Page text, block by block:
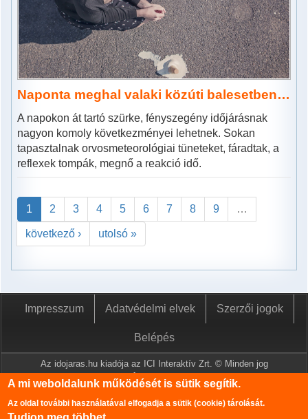
Naponta meghal valaki közúti balesetben…
A napokon át tartó szürke, fényszegény időjárásnak
nagyon komoly következményei lehetnek. Sokan
tapasztalnak orvosmeteorológiai tüneteket, fáradtak, a
reflexek tompák, megnő a reakció idő.
1 2 3 4 5 6 7 8 9 …
következő › utolsó »
Impresszum Adatvédelmi elvek Szerzői jogok
Belépés
Az idojaras.hu kiadója az ICI Interaktív Zrt. © Minden jog
fenntartva.
A www.idojaras.hu oldalon megjelenő tartalmakat a szerzői jogról
szóló 1999. évi LXXVI. törvény értelmében az ICI Interaktív Zrt
A mi weboldalunk működését is sütik segítik.
Az oldal további használatával elfogadja a sütik (cookie) tárolását.